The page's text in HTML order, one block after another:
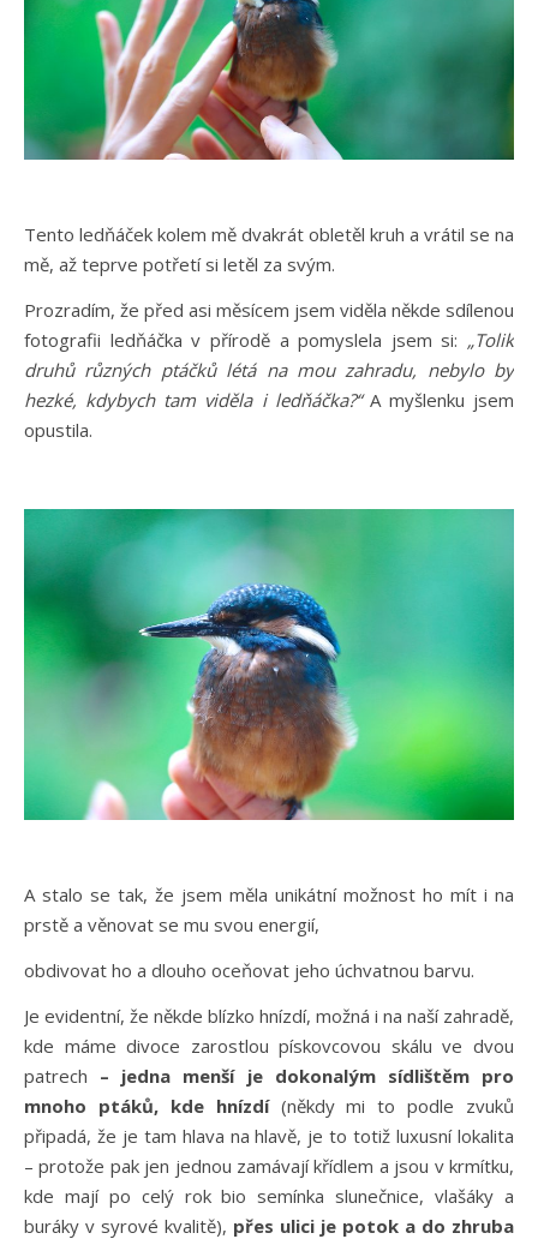
Tento ledňáček kolem mě dvakrát obletěl kruh a vrátil se na
mě, až teprve potřetí si letěl za svým.
Prozradím, že před asi měsícem jsem viděla někde sdílenou
fotografii ledňáčka v přírodě a pomyslela jsem si: „Tolik
druhů různých ptáčků létá na mou zahradu, nebylo by
hezké, kdybych tam viděla i ledňáčka?“ A myšlenku jsem
opustila.
A stalo se tak, že jsem měla unikátní možnost ho mít i na
prstě a věnovat se mu svou energií,
obdivovat ho a dlouho oceňovat jeho úchvatnou barvu.
Je evidentní, že někde blízko hnízdí, možná i na naší zahradě,
kde máme divoce zarostlou pískovcovou skálu ve dvou
patrech – jedna menší je dokonalým sídlištěm pro
mnoho ptáků, kde hnízdí(někdy mi to podle zvuků
připadá, že je tam hlava na hlavě, je to totiž luxusní lokalita
– protože pak jen jednou zamávají křídlem a jsou v krmítku,
kde mají po celý rok bio semínka slunečnice, vlašáky a
buráky v syrové kvalitě), přes ulici je potok a do zhruba